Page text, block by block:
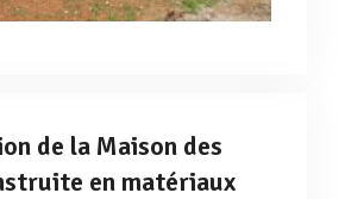
de la Maison des
en matériaux